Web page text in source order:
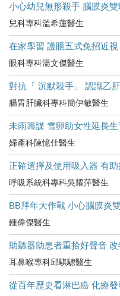
小心幼兒無形殺手 腦膜炎
兒科專科溫希蓮醫生
在家學習 護眼五式免招近視
眼科專科湯文傑醫生
對抗「 沉默殺手」 認識乙
腸胃肝臟科專科簡伊敏醫生
未雨籌謀 雪卵助女性延長
婦產科陳憶仕醫生
正確選擇及使用吸入器 有
呼吸系統科專科吳耀萍醫生
BB拜年大作戰 小心腦膜炎
鍾偉傑醫生
助聽器助患者重拾好聲音
耳鼻喉專科邱騏驄醫生
從百年歷史看淋巴癌 化療